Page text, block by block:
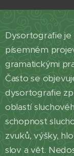
Dysortografie je
písemném
gramatickými
Často se
dysortografie
oblastí
schopnost
zvuků, výšky,
slov a vět.